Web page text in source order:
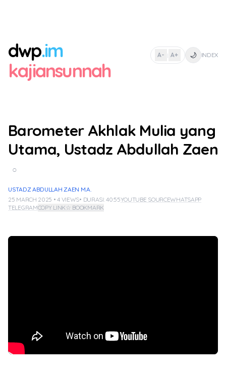
dwp.im
kajiansunnah
A- | A+ 🌙 INDEX
Barometer Akhlak Mulia yang
Utama, Ustadz Abdullah Zaen
○
USTADZ ABDULLAH ZAEN M.A.
25 MARCH 2025 • 4 VIEWS• DURASI: 40:55YOUTUBE SOURCEWHATSAPP
TELEGRAMCOPY LINK☆ BOOKMARK